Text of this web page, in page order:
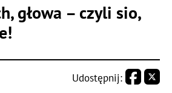
głowa – czyli sio,
Udostępnij: